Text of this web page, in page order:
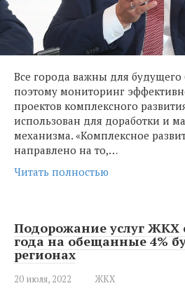
Все города важны для будущего
поэтому мониторинг
проектов комплексного
использован для доработки и
механизма. «Комплексное
направлено на то,…
Читать полностью
Подорожание услуг ЖКХ
года на обещанные 4%
регионах
20 июля, 2022 ЖКХ